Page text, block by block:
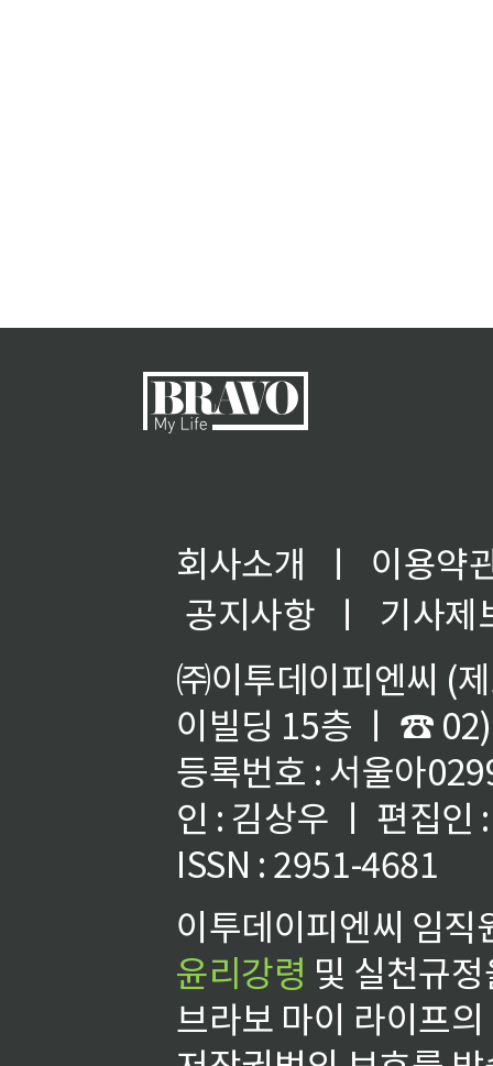
회사소개 ㅣ
이용약
공지사항
ㅣ
기사제
㈜이투데이피엔씨 (
이빌딩 15층 ㅣ ☎
등록번호 : 서울아
인 : 김상우 ㅣ 편집인
ISSN : 2951-4681
이투데이피엔씨 임
윤리강령 및 실천규
브라보 마이 라이프